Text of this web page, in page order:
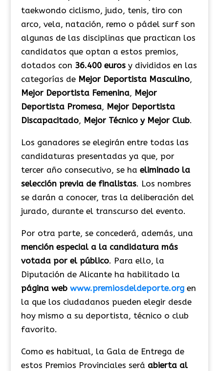
taekwondo ciclismo, judo, tenis, tiro con
arco, vela, natación, remo o pádel surf son
algunas de las disciplinas que practican los
candidatos que optan a estos premios,
dotados con 36.400 eurosy divididos en las
categorías de Mejor Deportista Masculino,
Mejor Deportista Femenina, Mejor
Deportista Promesa, Mejor Deportista
Discapacitado, Mejor Técnico y Mejor Club.
Los ganadores se elegirán entre todas las
candidaturas presentadas ya que, por
tercer año consecutivo, se ha eliminado la
selección previa de finalistas. Los nombres
se darán a conocer, tras la deliberación del
jurado, durante el transcurso del evento.
Por otra parte, se concederá, además, una
mención especial a la candidatura más
votada por el público. Para ello, la
Diputación de Alicante ha habilitado la
página web www.premiosdeldeporte.orgen
la que los ciudadanos pueden elegir desde
hoy mismo a su deportista, técnico o club
favorito.
Como es habitual, la Gala de Entrega de
estos Premios Provinciales será abierta al